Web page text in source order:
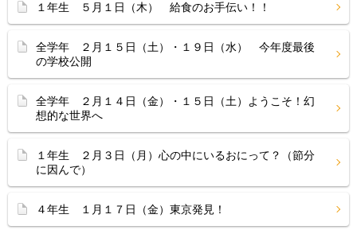
１年生 ５月１日（木） 給食のお手伝い！！
全学年 ２月１５日（土）・１９日（水） 今年度最後
の学校公開
全学年 ２月１４日（金）・１５日（土）ようこそ！幻
想的な世界へ
１年生 ２月３日（月）心の中にいるおにって？（節分
に因んで）
４年生 １月１７日（金）東京発見！